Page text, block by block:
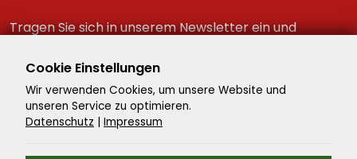
Tragen Sie sich in unserem Newsletter ein und
Reiseschnäppchen!
Cookie Einstellungen
Wir verwenden Cookies, um unsere Website und
unseren Service zu optimieren.
Datenschutz | Impressum